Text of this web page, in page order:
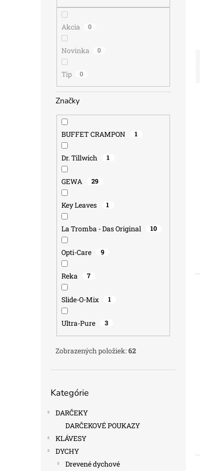
Akcia 0
Novinka 0
Tip 0
Značky
BUFFET CRAMPON 1
Dr. Tillwich 1
GEWA 29
Key Leaves 1
La Tromba - Das Original 10
Opti-Care 9
Reka 7
Slide-O-Mix 1
Ultra-Pure 3
Zobrazených položiek:62
kategórie
Kategórie
DARČEKY
DARČEKOVÉ POUKAZY
KLÁVESY
DYCHY
Drevené dychové